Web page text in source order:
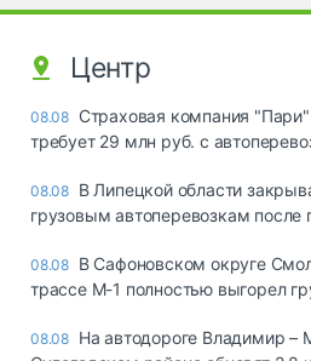
Центр
08.08 Страховая компания
требует 29 млн руб. с
08.08 В Липецкой области
грузовым автоперевозкам после
08.08 В Сафоновском округе
трассе М-1 полностью выгорел
08.08 На автодороге Владимир –